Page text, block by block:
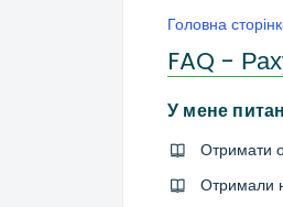
Головна
FAQ -
У мене
Отримати
Отримали